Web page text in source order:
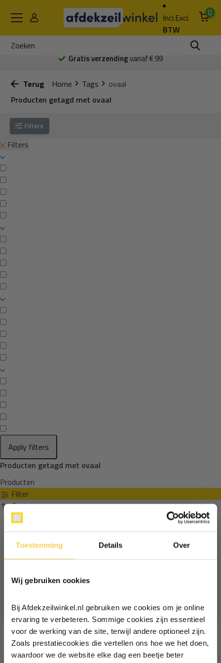
Toestemming Details Over
Wij gebruiken cookies
Bij Afdekzeilwinkel.nl gebruiken we cookies om je online
ervaring te verbeteren. Sommige cookies zijn essentieel
voor de werking van de site, terwijl andere optioneel zijn.
Zoals prestatiecookies die vertellen ons hoe we het doen,
waardoor we de website elke dag een beetje beter
Incl.Excl.
BTW
0
Gratis verzendingvanaf € 99
Terug Home Tags
ovaal
Producten getagd met ovaal
Filters
Filters
Apply filters
Producten getagd met ovaal
Producten
Filter
Sorteren op
Ontvang €5,- korting!
Schrijf je in voor de nieuwsbrief en
Vul je e-mailadres in‍⁪⁪
Particulier Zakelijk